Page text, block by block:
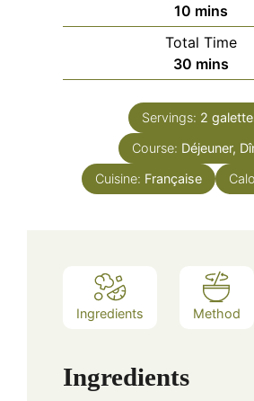
10 minutes
mins
Total Time
30 minutes
mins
Servings: 2
Course: Déjeuner,
Cuisine: Française
Ingredients Method
Ingredients